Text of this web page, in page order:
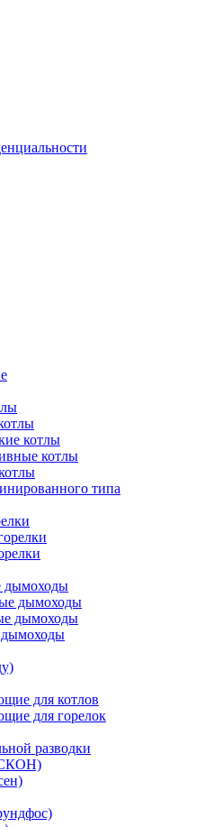
котлы
котлы
типа
дымоходы
дымоходы
дымоходы
дымоходы
для котлов
для горелок
разводки